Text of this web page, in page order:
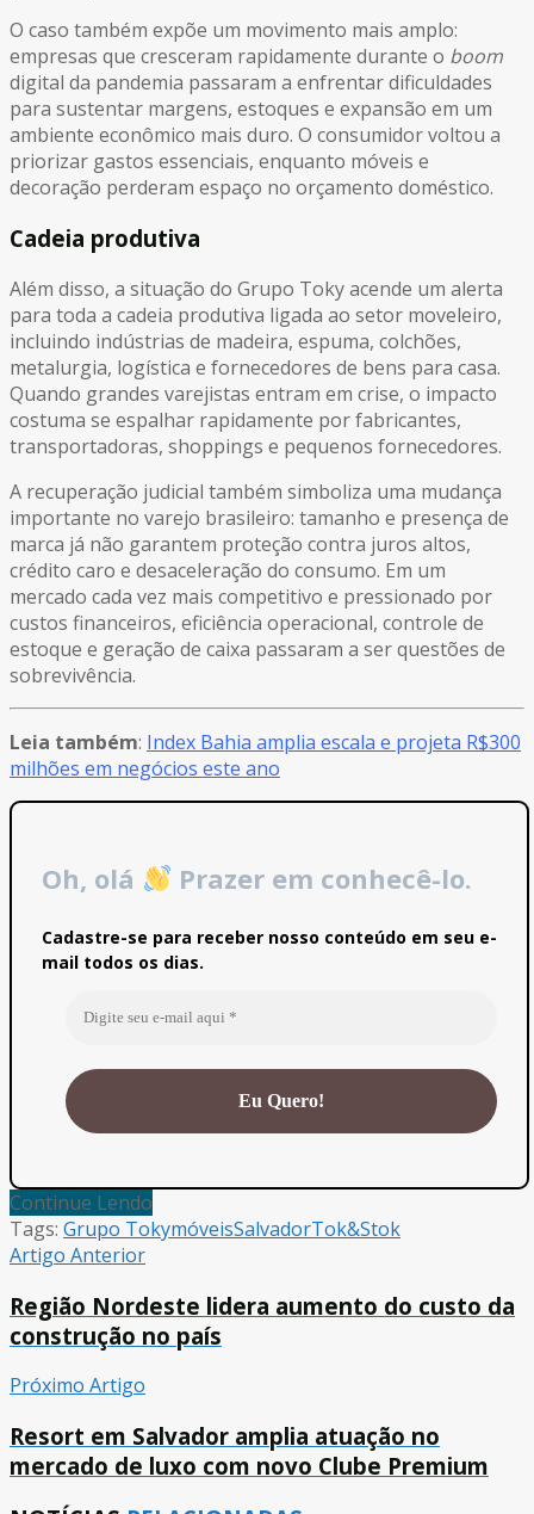
O caso também expõe um movimento mais amplo:
empresas que cresceram rapidamente durante o boom
digital da pandemia passaram a enfrentar dificuldades
para sustentar margens, estoques e expansão em um
ambiente econômico mais duro. O consumidor voltou a
priorizar gastos essenciais, enquanto móveis e
decoração perderam espaço no orçamento doméstico.
Cadeia produtiva
Além disso, a situação do Grupo Toky acende um alerta
para toda a cadeia produtiva ligada ao setor moveleiro,
incluindo indústrias de madeira, espuma, colchões,
metalurgia, logística e fornecedores de bens para casa.
Quando grandes varejistas entram em crise, o impacto
costuma se espalhar rapidamente por fabricantes,
transportadoras, shoppings e pequenos fornecedores.
A recuperação judicial também simboliza uma mudança
importante no varejo brasileiro: tamanho e presença de
marca já não garantem proteção contra juros altos,
crédito caro e desaceleração do consumo. Em um
mercado cada vez mais competitivo e pressionado por
custos financeiros, eficiência operacional, controle de
estoque e geração de caixa passaram a ser questões de
sobrevivência.
Leia também: Index Bahia amplia escala e projeta R$300
milhões em negócios este ano
Oh, olá Prazer em conhecê-lo.
Cadastre-se para receber nosso conteúdo em seu e-
mail todos os dias.
Continue Lendo
Tags: Grupo TokymóveisSalvadorTok&Stok
Artigo Anterior
Região Nordeste lidera aumento do custo da
construção no país
Próximo Artigo
Resort em Salvador amplia atuação no
mercado de luxo com novo Clube Premium